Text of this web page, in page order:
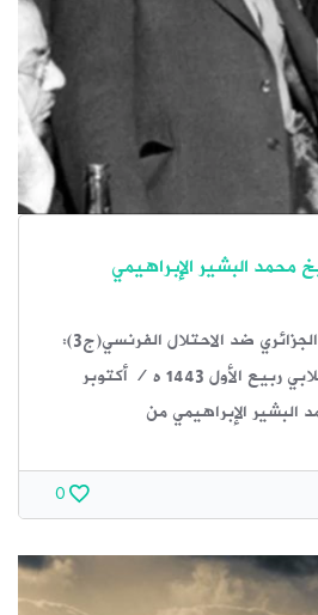
محمد البشير الإبراهيمي
من كتاب كفاح الشعب الجزائري ضد الاحتلال الفرنسي(ج3):
بقلم: د.علي محمد الصلابي ربيع الأول 1443 ه / أكتوبر
0